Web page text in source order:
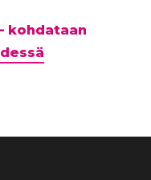
kohdataan